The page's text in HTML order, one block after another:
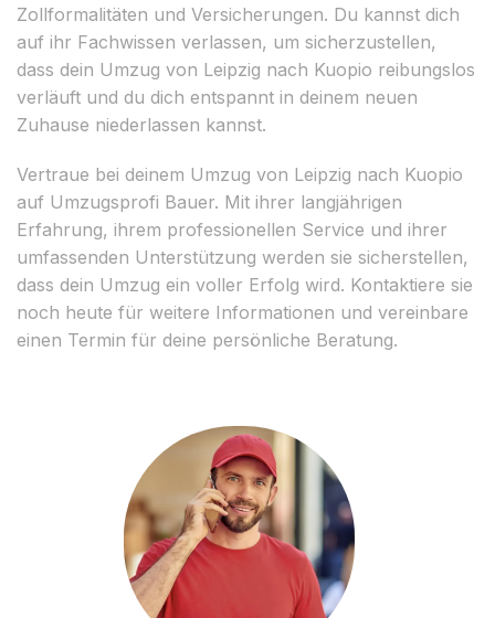
Zollformalitäten und Versicherungen. Du kannst dich
auf ihr Fachwissen verlassen, um sicherzustellen,
dass dein Umzug von Leipzig nach Kuopio reibungslos
verläuft und du dich entspannt in deinem neuen
Zuhause niederlassen kannst.
Vertraue bei deinem Umzug von Leipzig nach Kuopio
auf Umzugsprofi Bauer. Mit ihrer langjährigen
Erfahrung, ihrem professionellen Service und ihrer
umfassenden Unterstützung werden sie sicherstellen,
dass dein Umzug ein voller Erfolg wird. Kontaktiere sie
noch heute für weitere Informationen und vereinbare
einen Termin für deine persönliche Beratung.